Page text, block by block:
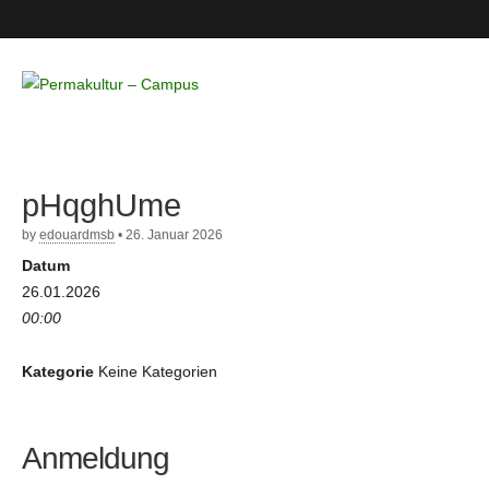
– Campus
pHqghUme
by edouardmsb • 26. Januar 2026
Datum
26.01.2026
00:00
Kategorie Keine Kategorien
Anmeldung